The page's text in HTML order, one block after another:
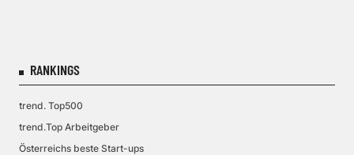
RANKINGS
trend. Top500
trend.Top Arbeitgeber
Österreichs beste Start-ups